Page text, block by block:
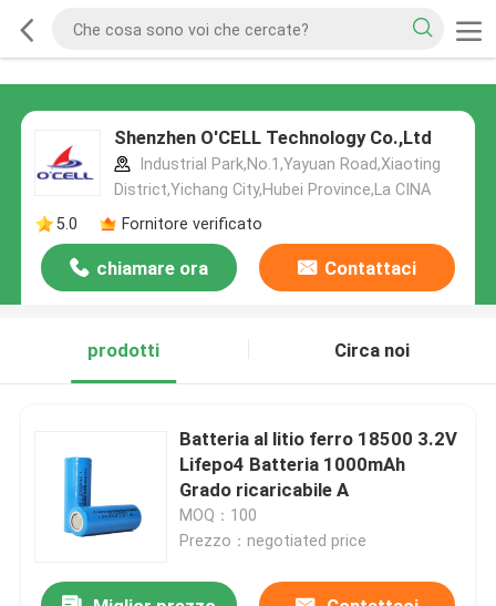
Shenzhen O'CELL Technology Co.,Ltd
Industrial Park,No.1,Yayuan Road,Xiaoting
District,Yichang City,Hubei Province,La CINA
5.0
Fornitore verificato
chiamare ora Contattaci
prodotti Circa noi
Batteria al litio ferro 18500 3.2V
Lifepo4 Batteria 1000mAh
Grado ricaricabile A
MOQ：100
Prezzo：negotiated price